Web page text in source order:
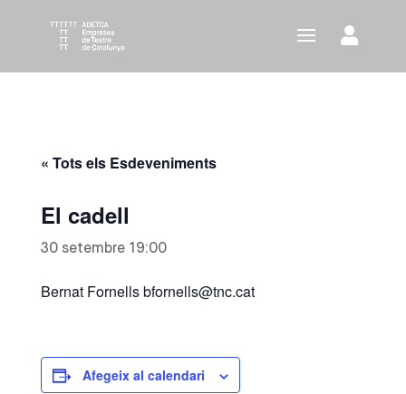
« Tots els Esdeveniments
El cadell
30 setembre 19:00
Bernat Fornells bfornells@tnc.cat
Afegeix al calendari